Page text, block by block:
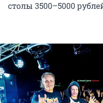
столы 3500–5000